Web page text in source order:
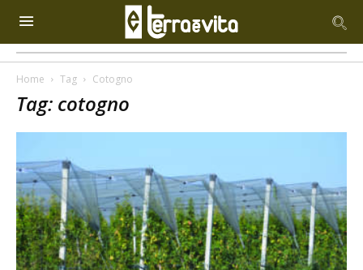
Home Tag Cotogno
Tag: cotogno